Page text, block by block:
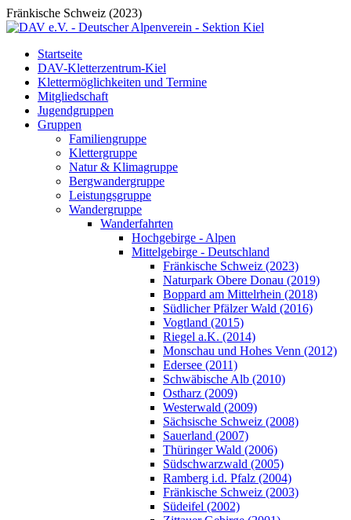
Fränkische Schweiz (2023)
Startseite
DAV-Kletterzentrum-Kiel
Klettermöglichkeiten und Termine
Mitgliedschaft
Jugendgruppen
Gruppen
Familiengruppe
Klettergruppe
Natur & Klimagruppe
Bergwandergruppe
Leistungsgruppe
Wandergruppe
Wanderfahrten
Hochgebirge - Alpen
Mittelgebirge - Deutschland
Fränkische Schweiz (2023)
Naturpark Obere Donau (2019)
Boppard am Mittelrhein (2018)
Südlicher Pfälzer Wald (2016)
Vogtland (2015)
Riegel a.K. (2014)
Monschau und Hohes Venn (2012)
Edersee (2011)
Schwäbische Alb (2010)
Ostharz (2009)
Westerwald (2009)
Sächsische Schweiz (2008)
Sauerland (2007)
Thüringer Wald (2006)
Südschwarzwald (2005)
Ramberg i.d. Pfalz (2004)
Fränkische Schweiz (2003)
Südeifel (2002)